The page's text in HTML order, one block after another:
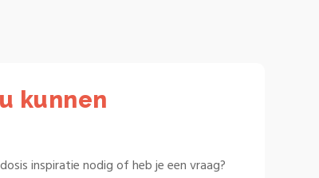
kunnen
inspiratie nodig of heb je een vraag?